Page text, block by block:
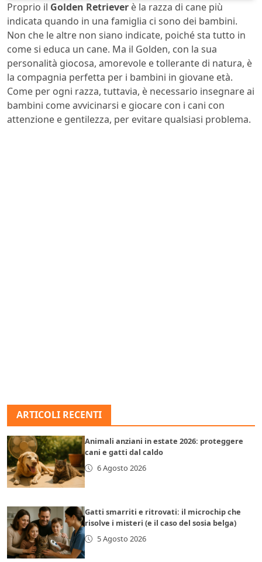
Proprio il Golden Retriever è la razza di cane più
indicata quando in una famiglia ci sono dei bambini.
Non che le altre non siano indicate, poiché sta tutto in
come si educa un cane. Ma il Golden, con la sua
personalità giocosa, amorevole e tollerante di natura, è
la compagnia perfetta per i bambini in giovane età.
Come per ogni razza, tuttavia, è necessario insegnare ai
bambini come avvicinarsi e giocare con i cani con
attenzione e gentilezza, per evitare qualsiasi problema.
ARTICOLI RECENTI
Animali anziani in estate 2026: proteggere
cani e gatti dal caldo
6 Agosto 2026
Gatti smarriti e ritrovati: il microchip che
risolve i misteri (e il caso del sosia belga)
5 Agosto 2026